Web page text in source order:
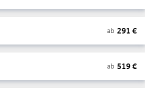
ab 291 €
ab 519€